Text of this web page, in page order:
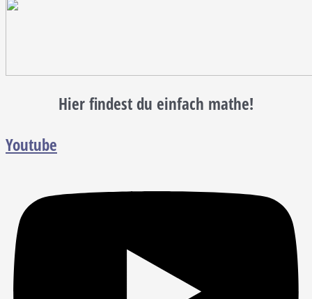
Hier findest du einfach mathe!
Youtube